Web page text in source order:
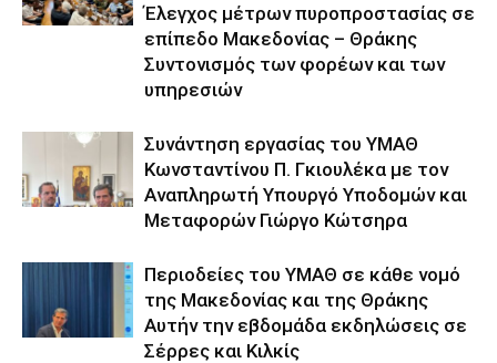
Έλεγχος μέτρων πυροπροστασίας σε
επίπεδο Μακεδονίας – Θράκης
Συντονισμός των φορέων και των
υπηρεσιών
Συνάντηση εργασίας του ΥΜΑΘ
Κωνσταντίνου Π. Γκιουλέκα με τον
Αναπληρωτή Υπουργό Υποδομών και
Μεταφορών Γιώργο Κώτσηρα
Περιοδείες του ΥΜΑΘ σε κάθε νομό
της Μακεδονίας και της Θράκης
Αυτήν την εβδομάδα εκδηλώσεις σε
Σέρρες και Κιλκίς